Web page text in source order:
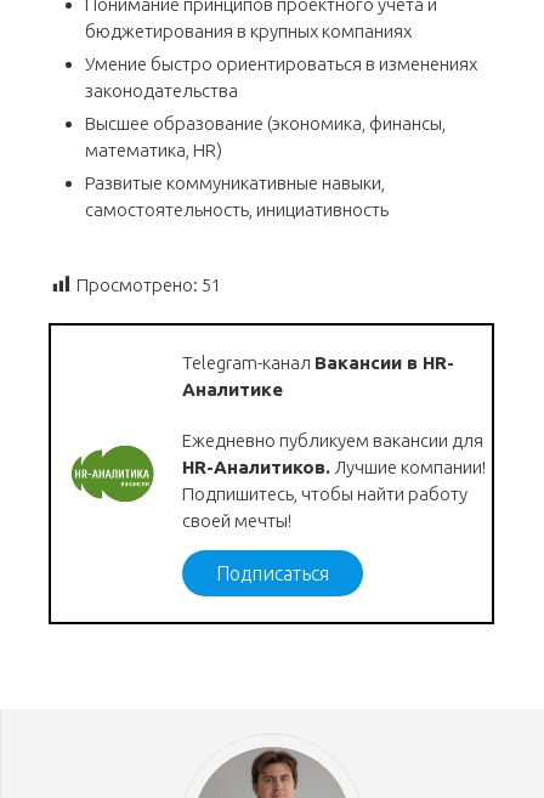
Понимание принципов проектного учета и
бюджетирования в крупных компаниях
Умение быстро ориентироваться в изменениях
законодательства
Высшее образование (экономика, финансы,
математика, HR)
Развитые коммуникативные навыки,
самостоятельность, инициативность
Просмотрено: 51
Telegram-канал Вакансии в HR-
Аналитике
Ежедневно публикуем вакансии для
HR-Аналитиков. Лучшие компании!
Подпишитесь, чтобы найти работу
своей мечты!
Подписаться